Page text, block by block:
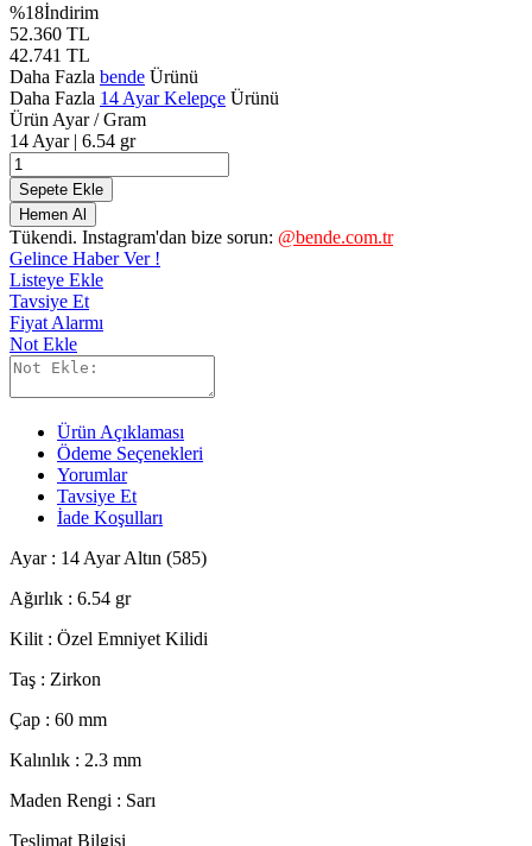
%18İndirim
52.360 TL
42.741 TL
Daha Fazla bende Ürünü
Daha Fazla 14 Ayar Kelepçe Ürünü
Ürün Ayar / Gram
14 Ayar | 6.54 gr
Sepete Ekle
Hemen Al
Tükendi. Instagram'dan bize sorun: @bende.com.tr
Gelince Haber Ver !
Listeye Ekle
Tavsiye Et
Fiyat Alarmı
Not Ekle
Ürün Açıklaması
Ödeme Seçenekleri
Yorumlar
Tavsiye Et
İade Koşulları
Ayar : 14 Ayar Altın (585)
Ağırlık : 6.54 gr
Kilit : Özel Emniyet Kilidi
Taş : Zirkon
Çap : 60 mm
Kalınlık : 2.3 mm
Maden Rengi : Sarı
Teslimat Bilgisi